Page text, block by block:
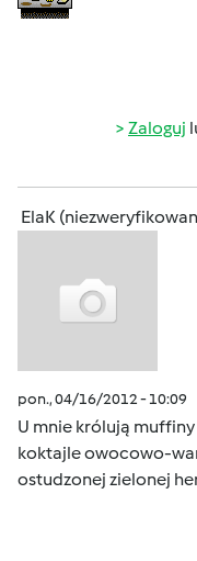
Zaloguj
ElaK
pon., 04/16/2012 - 10:09
U mnie królują
koktajle owocowo-
ostudzonej zielonej